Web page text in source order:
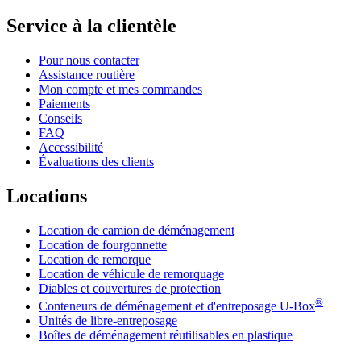
Service à la clientèle
Pour nous contacter
Assistance routière
Mon compte et mes commandes
Paiements
Conseils
FAQ
Accessibilité
Évaluations des clients
Locations
Location de camion de déménagement
Location de fourgonnette
Location de remorque
Location de véhicule de remorquage
Diables et couvertures de protection
Conteneurs de déménagement et d'entreposage U-Box®
Unités de libre-entreposage
Boîtes de déménagement réutilisables en plastique